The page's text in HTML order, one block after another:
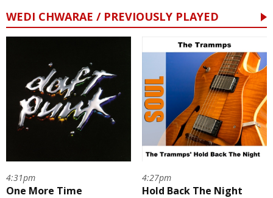
WEDI CHWARAE / PREVIOUSLY PLAYED
4:31pm
One More Time
4:27pm
Hold Back The Night